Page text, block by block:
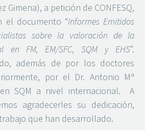
Gimena), a petición de CONFESQ,
el documento “Informes Emitidos
sobre la valoración de la
en FM, EM/SFC, SQM y EHS”.
además de por los doctores
por el Dr. Antonio Mª
SQM a nivel internacional. A
agradecerles su dedicación,
que han desarrollado.